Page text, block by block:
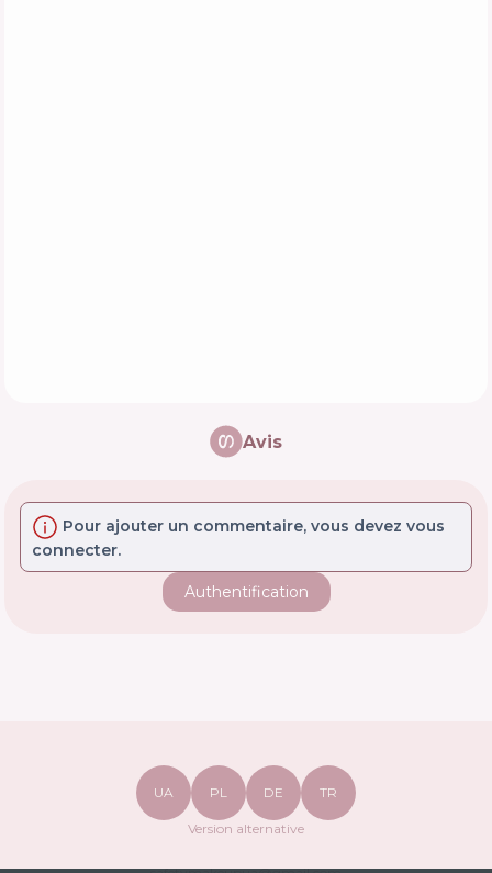
Avis
Pour ajouter un commentaire, vous devez vous
connecter.
Authentification
UA PL DE TR
Version alternative